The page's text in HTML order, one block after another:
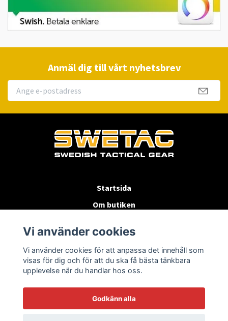
Anmäl dig till vårt nyhetsbrev
Startsida
Om butiken
Byten & Returer
Kontakta oss
Vi använder cookies
Vi använder cookies för att anpassa det innehåll som
visas för dig och för att du ska få bästa tänkbara
upplevelse när du handlar hos oss.
Godkänn alla